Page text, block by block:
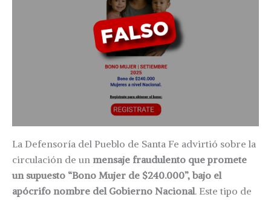
La Defensoría del Pueblo de Santa Fe advirtió sobre la
circulación de un mensaje fraudulento que promete
un supuesto “Bono Mujer de $240.000”, bajo el
apócrifo nombre del Gobierno Nacional. Este tipo de